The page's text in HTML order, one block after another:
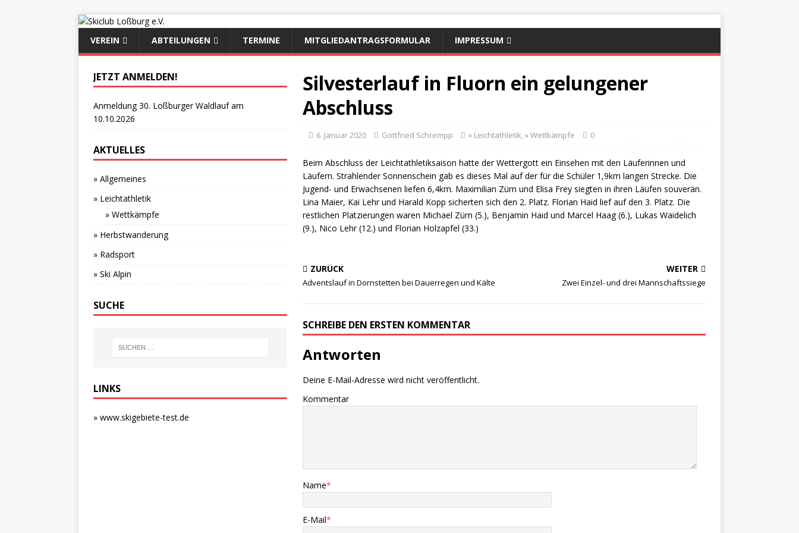
VEREIN ABTEILUNGEN TERMINE MITGLIEDANTRAGSFORMULAR IMPRESSUM
Silvesterlauf in Fluorn ein gelungener
Abschluss
6. Januar 2020 Gottfried Schrempp » Leichtathletik,» Wettkämpfe 0
Beim Abschluss der Leichtathletiksaison hatte der Wettergott ein Einsehen mit den Läuferinnen und
Läufern. Strahlender Sonnenschein gab es dieses Mal auf der für die Schüler 1,9km langen Strecke. Die
Jugend- und Erwachsenen liefen 6,4km. Maximilian Zürn und Elisa Frey siegten in ihren Läufen souverän.
Lina Maier, Kai Lehr und Harald Kopp sicherten sich den 2. Platz. Florian Haid lief auf den 3. Platz. Die
restlichen Platzierungen waren Michael Zürn (5.), Benjamin Haid und Marcel Haag (6.), Lukas Waidelich
(9.), Nico Lehr (12.) und Florian Holzapfel (33.)
ZURÜCK
Adventslauf in Dornstetten bei Dauerregen und Kälte
WEITER
Zwei Einzel- und drei Mannschaftssiege
SCHREIBE DEN ERSTEN KOMMENTAR
Antworten
Deine E-Mail-Adresse wird nicht veröffentlicht.
Kommentar
Name*
E-Mail*
JETZT ANMELDEN!
Anmeldung 30. Loßburger Waldlauf am
10.10.2026
AKTUELLES
» Allgemeines
» Leichtathletik
» Wettkämpfe
» Herbstwanderung
» Radsport
» Ski Alpin
SUCHE
LINKS
» www.skigebiete-test.de